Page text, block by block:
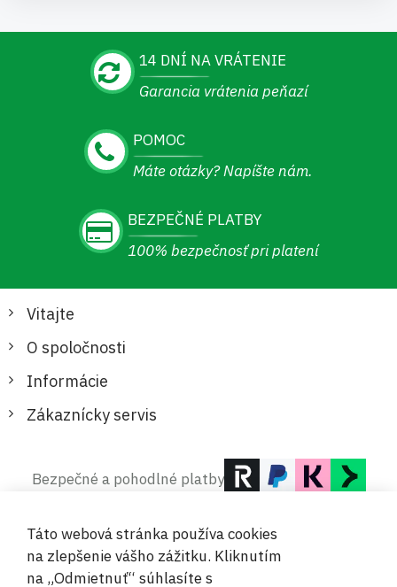
14 DNÍ NA VRÁTENIE
Garancia vrátenia peňazí
POMOC
Máte otázky? Napíšte nám.
BEZPEČNÉ PLATBY
100% bezpečnosť pri platení
Vitajte
O spoločnosti
Informácie
Zákaznícky servis
Bezpečné a pohodlné platby
Táto webová stránka používa cookies
na zlepšenie vášho zážitku. Kliknutím
na „Odmietnuť“ súhlasíte s